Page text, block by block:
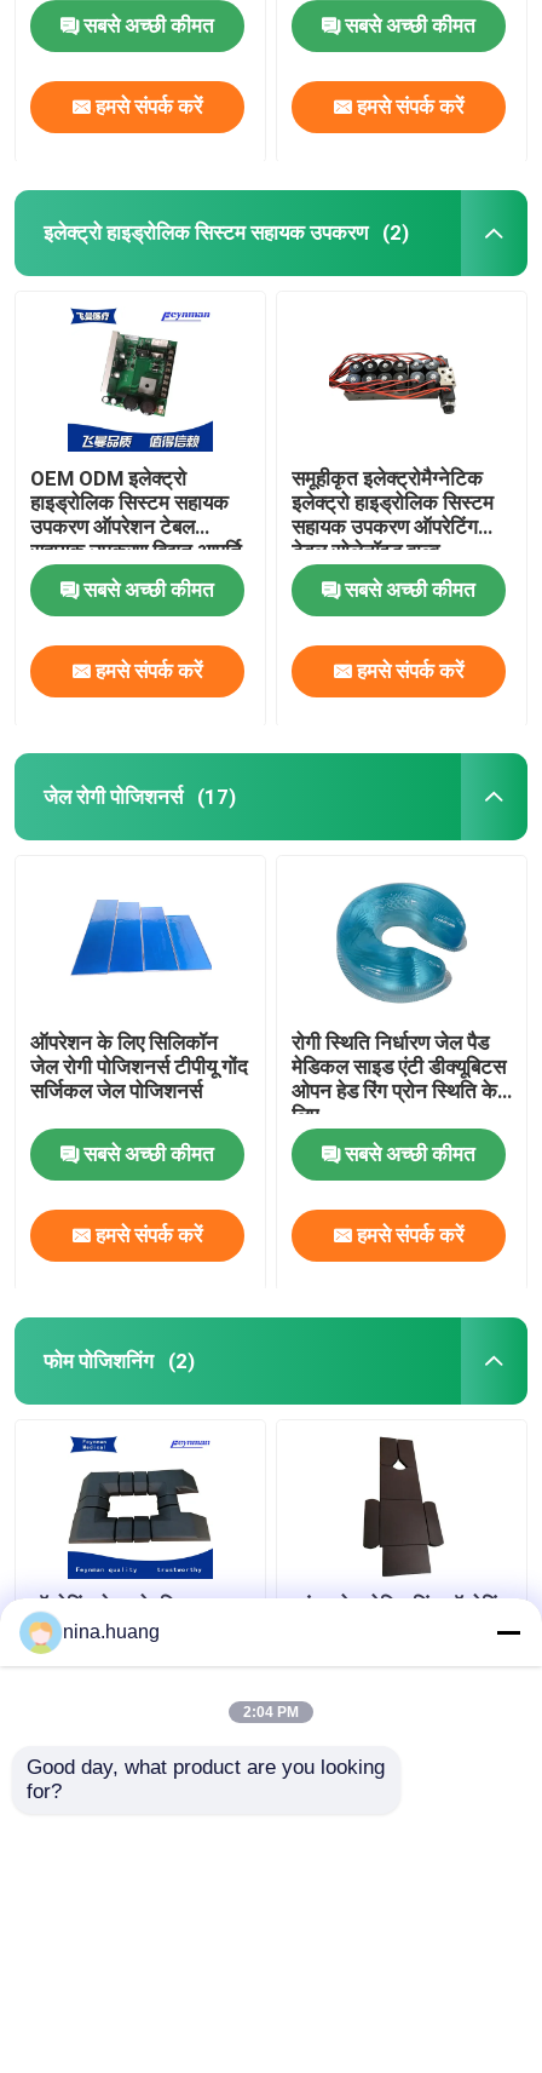
सबसे अच्छी कीमत
हमसे संपर्क करें
सबसे अच्छी कीमत
हमसे संपर्क करें
इलेक्ट्रो हाइड्रोलिक सिस्टम सहायक उपकरण (2)
OEM ODM इलेक्ट्रो
हाइड्रोलिक सिस्टम सहायक
उपकरण ऑपरेशन टेबल
सहायक उपकरण विद्युत आपूर्ति
सबसे अच्छी कीमत
हमसे संपर्क करें
समूहीकृत इलेक्ट्रोमैग्नेटिक
इलेक्ट्रो हाइड्रोलिक सिस्टम
सहायक उपकरण ऑपरेटिंग
टेबल सोलेनॉइड वाल्व
सबसे अच्छी कीमत
हमसे संपर्क करें
जेल रोगी पोजिशनर्स (17)
ऑपरेशन के लिए सिलिकॉन
जेल रोगी पोजिशनर्स टीपीयू गोंद
सर्जिकल जेल पोजिशनर्स
सबसे अच्छी कीमत
हमसे संपर्क करें
रोगी स्थिति निर्धारण जेल पैड
मेडिकल साइड एंटी डीक्यूबिटस
ओपन हेड रिंग प्रोन स्थिति के
लिए
सबसे अच्छी कीमत
हमसे संपर्क करें
फोम पोजिशनिंग (2)
ऑपरेटिंग टेबल के लिए उच्च
घनत्व फोम पोजिशनिंग पॉलिमर
जेल स्पाइनल पैड सर्जरी कुशन
स्पंज फोम पोजिशनिंग ऑपरेटिंग
टेबल कुशन सर्जिकल टेबल पैड
nina.huang
2:04 PM
Good day, what product are you looking
for?